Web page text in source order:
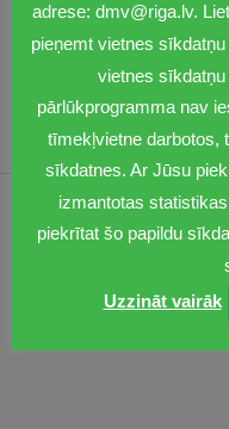
1201
dmv@riga.lv
Pirmdiena
08:30-17:00 08:00-17:00
adrese: dmv@riga.lv.
pieņemt vietnes
vietnes
pārlūkprogramma nav
tīmekļvietne darbotos,
sīkdatnes. Ar Jūsu
izmantotas
piekrītat šo papildu
Uzzināt vairāk